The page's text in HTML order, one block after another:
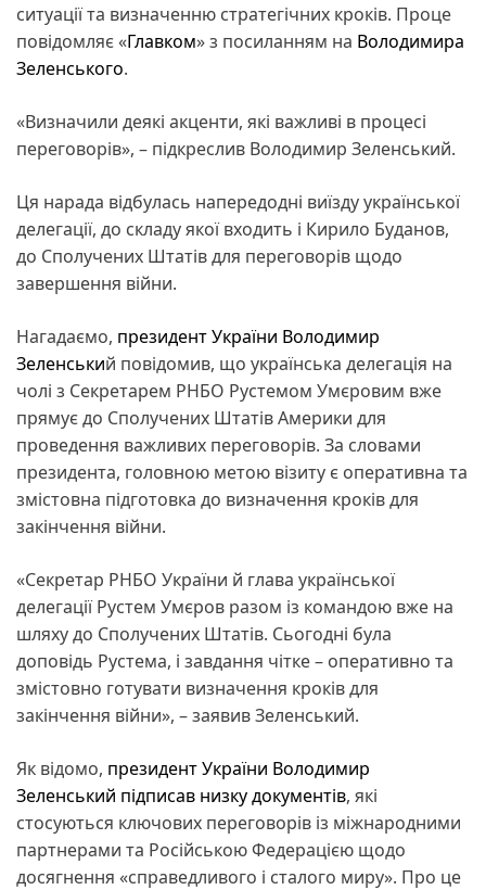
ситуації та визначенню стратегічних кроків. Проце
повідомляє «Главком» з посиланням на Володимира
Зеленського.
«Визначили деякі акценти, які важливі в процесі
переговорів», – підкреслив Володимир Зеленський.
Ця нарада відбулась напередодні виїзду української
делегації, до складу якої входить і Кирило Буданов,
до Сполучених Штатів для переговорів щодо
завершення війни.
Нагадаємо, президент України Володимир
Зеленський повідомив, що українська делегація на
чолі з Секретарем РНБО Рустемом Умєровим вже
прямує до Сполучених Штатів Америки для
проведення важливих переговорів. За словами
президента, головною метою візиту є оперативна та
змістовна підготовка до визначення кроків для
закінчення війни.
«Секретар РНБО України й глава української
делегації Рустем Умєров разом із командою вже на
шляху до Сполучених Штатів. Сьогодні була
доповідь Рустема, і завдання чітке – оперативно та
змістовно готувати визначення кроків для
закінчення війни», – заявив Зеленський.
Як відомо, президент України Володимир
Зеленський підписав низку документів, які
стосуються ключових переговорів із міжнародними
партнерами та Російською Федерацією щодо
досягнення «справедливого і сталого миру». Про це